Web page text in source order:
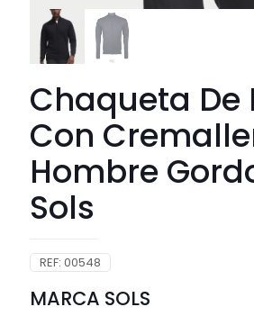
Chaqueta De
Con
Hombre
Sols
REF: 00548
MARCA SOLS